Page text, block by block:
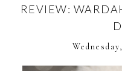
REVIEW: